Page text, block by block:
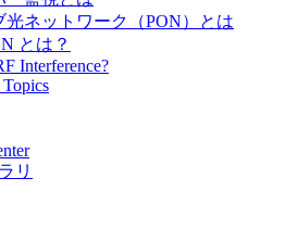
光ネットワーク（PON）とは
とは？
Interference?
リ